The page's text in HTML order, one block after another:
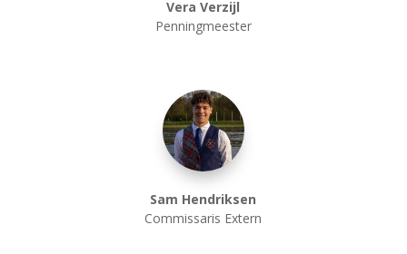
Vera Verzijl
Penningmeester
Sam Hendriksen
Commissaris Extern